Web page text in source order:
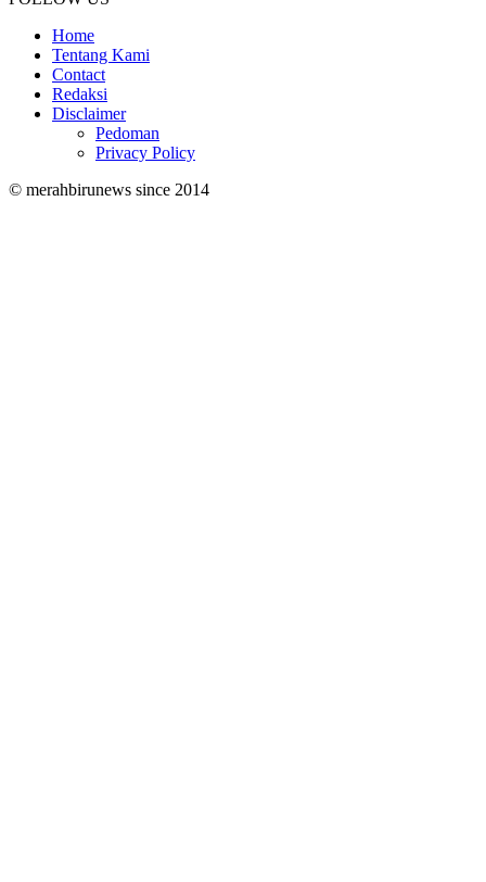
Home
Tentang Kami
Contact
Redaksi
Disclaimer
Pedoman
Privacy Policy
© merahbirunews since 2014